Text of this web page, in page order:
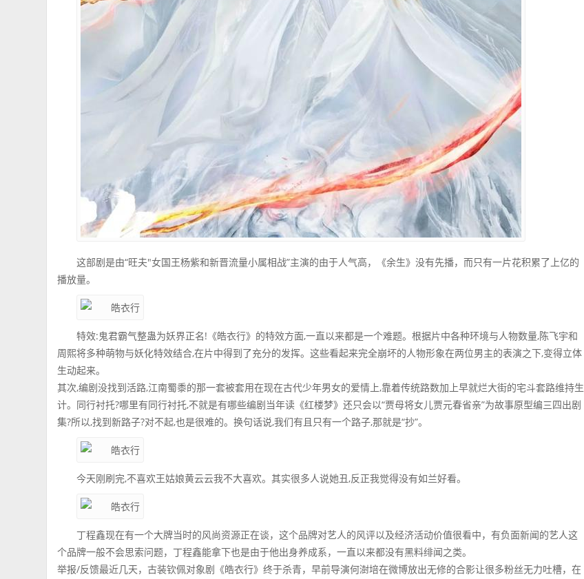
这部剧是由“旺夫"女国王杨紫和新晋流量小属相战”主演的由于人气高，《余生》没有先播，而只有一片花积累了上亿的
播放量。
特效:鬼君霸气整蛊为妖界正名!《皓衣行》的特效方面,一直以来都是一个难题。根据片中各种环境与人物数量,陈飞宇和
周熙将多种萌物与妖化特效结合,在片中得到了充分的发挥。这些看起来完全崩坏的人物形象在两位男主的表演之下,变得立体
生动起来。
其次,编剧没找到活路,江南蜀黍的那一套被套用在现在古代少年男女的爱情上,靠着传统路数加上早就烂大街的宅斗套路维持生
计。同行衬托?哪里有同行衬托,不就是有哪些编剧当年读《红楼梦》还只会以“贾母将女儿贾元春省亲”为故事原型编三四出剧
集?所以,找到新路子?对不起,也是很难的。换句话说,我们有且只有一个路子,那就是“抄”。
今天刚刷完,不喜欢王姑娘黄云云我不大喜欢。其实很多人说她丑,反正我觉得没有如兰好看。
丁程鑫现在有一个大牌当时的风尚资源正在谈，这个品牌对艺人的风评以及经济活动价值很看中，有负面新闻的艺人这
个品牌一般不会思索问题，丁程鑫能拿下也是由于他出身养成系，一直以来都没有黑料绯闻之类。
举报/反馈最近几天，古装钦佩对象剧《皓衣行》终于杀青，早前导演何澍培在微博放出无修的合影让很多粉丝无力吐槽，在